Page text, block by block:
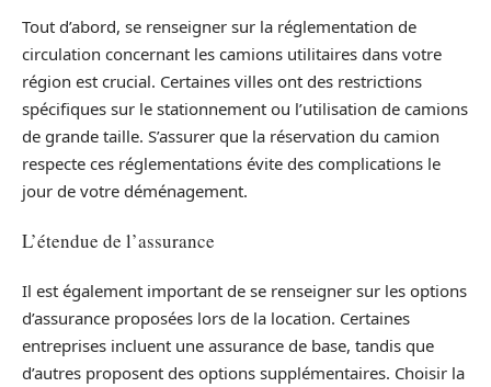
Tout d’abord, se renseigner sur la réglementation de
circulation concernant les camions utilitaires dans votre
région est crucial. Certaines villes ont des restrictions
spécifiques sur le stationnement ou l’utilisation de camions
de grande taille. S’assurer que la réservation du camion
respecte ces réglementations évite des complications le
jour de votre déménagement.
L’étendue de l’assurance
Il est également important de se renseigner sur les options
d’assurance proposées lors de la location. Certaines
entreprises incluent une assurance de base, tandis que
d’autres proposent des options supplémentaires. Choisir la